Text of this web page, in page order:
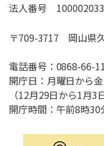
法人番号
〒709-3717 岡山県
電話番号： 0868-66-
開庁日：月曜日から
（12月29日から1月3
開庁時間：午前8時